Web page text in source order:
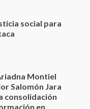
Salomón Jara
consolidación
en
refuerza
en San